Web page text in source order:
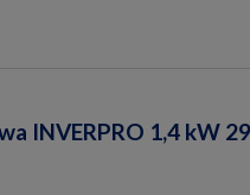
INVERPRO 1,4 kW